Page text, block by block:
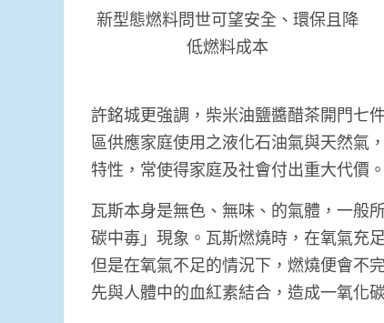
新型態燃料問世可望安全、環保且降
低燃料成本
許銘城更強調，柴米油鹽醬醋茶開門七
區供應家庭使用之液化石油氣與天然氣
特性，常使得家庭及社會付出重大代價。
瓦斯本身是無色、無味、的氣體，一般
碳中毐」現象。瓦斯燃燒時，在氧氣充
但是在氧氣不足的情況下，燃燒便會不
先與人體中的血紅素結合，造成一氧化